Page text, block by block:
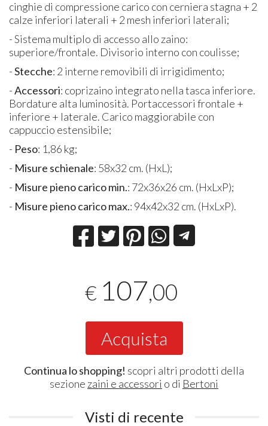
cinghie di compressione carico con cerniera stagna + 2
calze inferiori laterali + 2 mesh inferiori laterali;
- Sistema multiplo di accesso allo zaino:
superiore/frontale. Divisorio interno con coulisse;
-Stecche: 2 interne removibili di irrigidimento;
-Accessori: coprizaino integrato nella tasca inferiore.
Bordature alta luminosità. Portaccessori frontale +
inferiore + laterale. Carico maggiorabile con
cappuccio estensibile;
- Peso: 1,86 kg;
- Misure schienale: 58x32 cm. (HxL);
- Misure pieno carico min.: 72x36x26 cm. (HxLxP);
- Misure pieno carico max.: 94x42x32 cm. (HxLxP).
€ 107,00
Acquista
Continua lo shopping! scopri altri prodotti della
sezione zaini e accessori o di Bertoni
Visti di recente